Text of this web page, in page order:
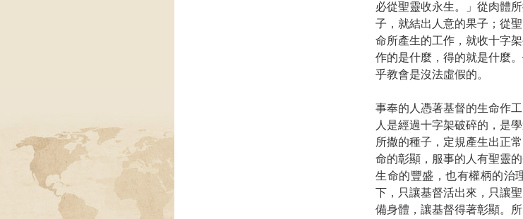
必從聖靈收永生。」從肉體
子，就結出人意的果子；從
命所產生的工作，就收十字
作的是什麼，得的就是什麼
乎教會是沒法虛假的。
事奉的人憑著基督的生命作
人是經過十字架破碎的，是
所撒的種子，定規產生出正
命的彰顯，服事的人有聖靈
生命的豐盛，也有權柄的治
下，只讓基督活出來，只讓
備身體，讓基督得著彰顯。